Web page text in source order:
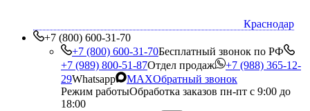
Краснодар
+7 (800) 600-31-70
+7 (800) 600-31-70Бесплатный звонок по РФ
+7 (989) 800-51-87Отдел продаж
+7 (988) 365-12-
29Whatsapp MAXОбратный звонок
Режим работыОбработка заказов пн-пт с 9:00 до
18:00